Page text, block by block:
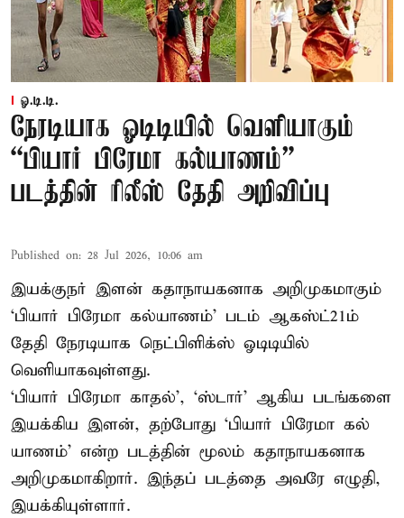
ஓ.டி.டி.
நேரடியாக ஓடிடியில் வெளியாகும்
“பியார் பிரேமா கல்யாணம்”
படத்தின் ரிலீஸ் தேதி அறிவிப்பு
Published on: 28 Jul 2026, 10:06 am
இயக்குநர் இளன் கதாநாயகனாக அறிமுகமாகும்
‘பி​யார் பிரேமா கல்​யாணம்’ படம் ஆகஸ்ட்21ம்
தேதி நேரடியாக நெட்பிளிக்ஸ் ஓடிடியில்
வெளியாகவுள்ளது.
‘பி​யார் பிரேமா காதல்’, ‘ஸ்​டார்’ ஆகிய படங்​களை
இயக்​கிய இளன், தற்​போது ‘பி​யார் பிரேமா கல்​
யாணம்’ என்ற படத்​தின் மூலம் கதாநாயகனாக
அறி​முக​மாகிறார். இந்​தப் படத்தை அவரே எழுதி,
இயக்​கி​யுள்​ளார்.